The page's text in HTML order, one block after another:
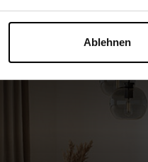
Ablehnen